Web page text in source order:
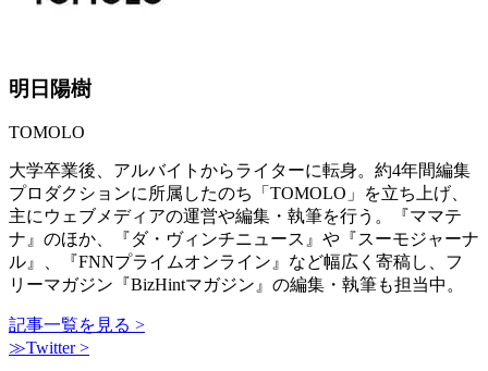
明日陽樹
TOMOLO
大学卒業後、アルバイトからライターに転身。約4年間編集
プロダクションに所属したのち「TOMOLO」を立ち上げ、
主にウェブメディアの運営や編集・執筆を行う。『ママテ
ナ』のほか、『ダ・ヴィンチニュース』や『スーモジャーナ
ル』、『FNNプライムオンライン』など幅広く寄稿し、フ
リーマガジン『BizHintマガジン』の編集・執筆も担当中。
記事一覧を見る >
≫Twitter >